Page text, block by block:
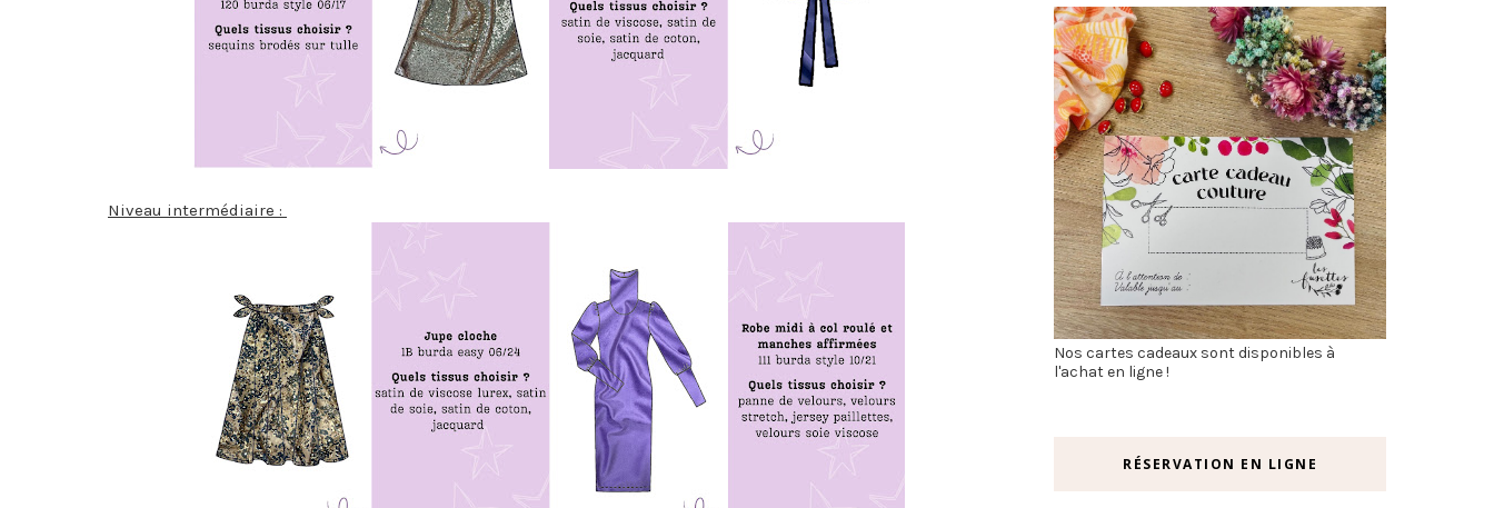
Niveau intermédiaire :
Nos cartes cadeaux sont disponibles à
l'achat en ligne !
RÉSERVATION EN LIGNE